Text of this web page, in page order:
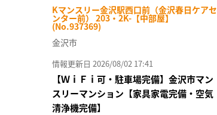
Kマンスリー金沢駅西口前（金沢春日ケアセ
ンター前） 203・2K-【中部屋】
(No.937369)
金沢市
情報更新日 2026/08/02 17:41
【ＷｉＦｉ可・駐車場完備】金沢市マン
スリーマンション【家具家電完備・空気
清浄機完備】